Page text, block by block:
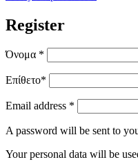
Register
Όνομα *
Επίθετο*
Email address *
A password will be sent to
Your personal data will be